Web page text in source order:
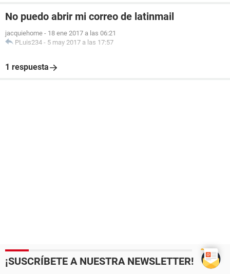
No puedo abrir mi correo de latinmail
jacquiehome - 18 ene 2017 a las 06:21
PLuis234 - 5 may 2017 a las 17:57
1 respuesta
¡SUSCRÍBETE A NUESTRA NEWSLETTER!